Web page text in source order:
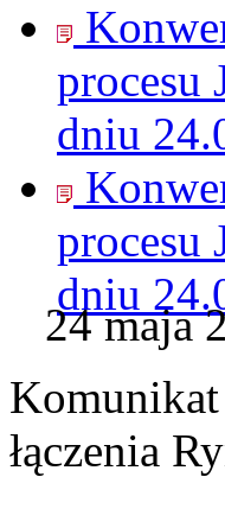
procesu
dniu
procesu
dniu
24 maja
Komunikat
łączenia